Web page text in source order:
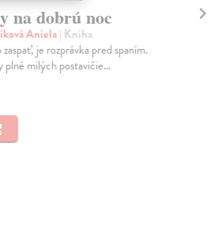
na dobrú noc
Aniela| Kniha
je rozprávka pred spaním.
milých postavičie...